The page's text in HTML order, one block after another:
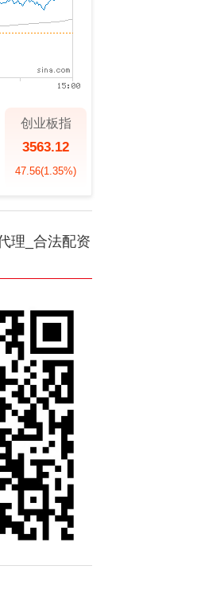
创业板指
3563.12
47.56(1.35%)
理_合法配资